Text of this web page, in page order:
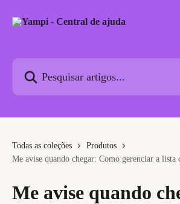
Todas as coleções
Produtos
Me avise quando chegar: Como gerenciar a lista
Me avise quando